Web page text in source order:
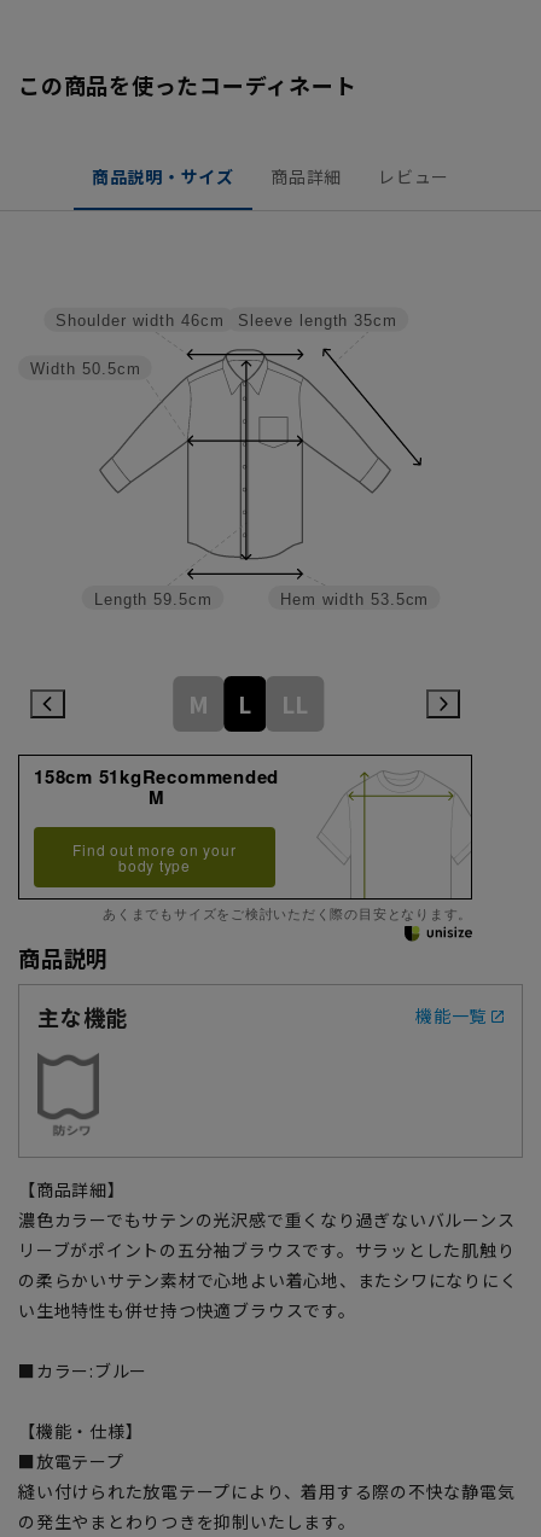
この商品を使ったコーディネート
商品説明・サイズ 商品詳細 レビュー
Hem width 53.5cm
Sleeve length 35cm
Length 59.5cm
Width 50.5cm
Shoulder width 46cm
M L LL
158cm 51kgRecommended
M
Find out more on your
body type
あくまでもサイズをご検討いただく際の目安となります。
商品説明
主な機能
機能一覧
【商品詳細】
濃色カラーでもサテンの光沢感で重くなり過ぎないバルーンス
リーブがポイントの五分袖ブラウスです。サラッとした肌触り
の柔らかいサテン素材で心地よい着心地、またシワになりにく
い生地特性も併せ持つ快適ブラウスです。
■カラー:ブルー
【機能・仕様】
■放電テープ
縫い付けられた放電テープにより、着用する際の不快な静電気
の発生やまとわりつきを抑制いたします。